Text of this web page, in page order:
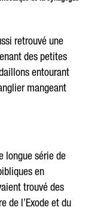
retrouvé une
des petites
entourant
mangeant
longue série de
en
trouvé des
de l’Exode et du